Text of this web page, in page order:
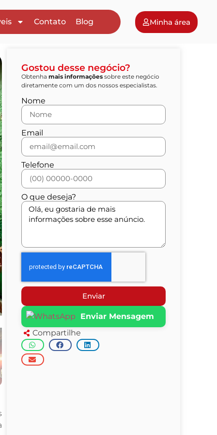
Contato Blog Minha área
Gostou desse negócio?
Obtenhamais informações sobre este negócio
diretamente com um dos nossos especialistas.
Nome
Email
Telefone
O que deseja?
Enviar
Enviar Mensagem
Compartilhe